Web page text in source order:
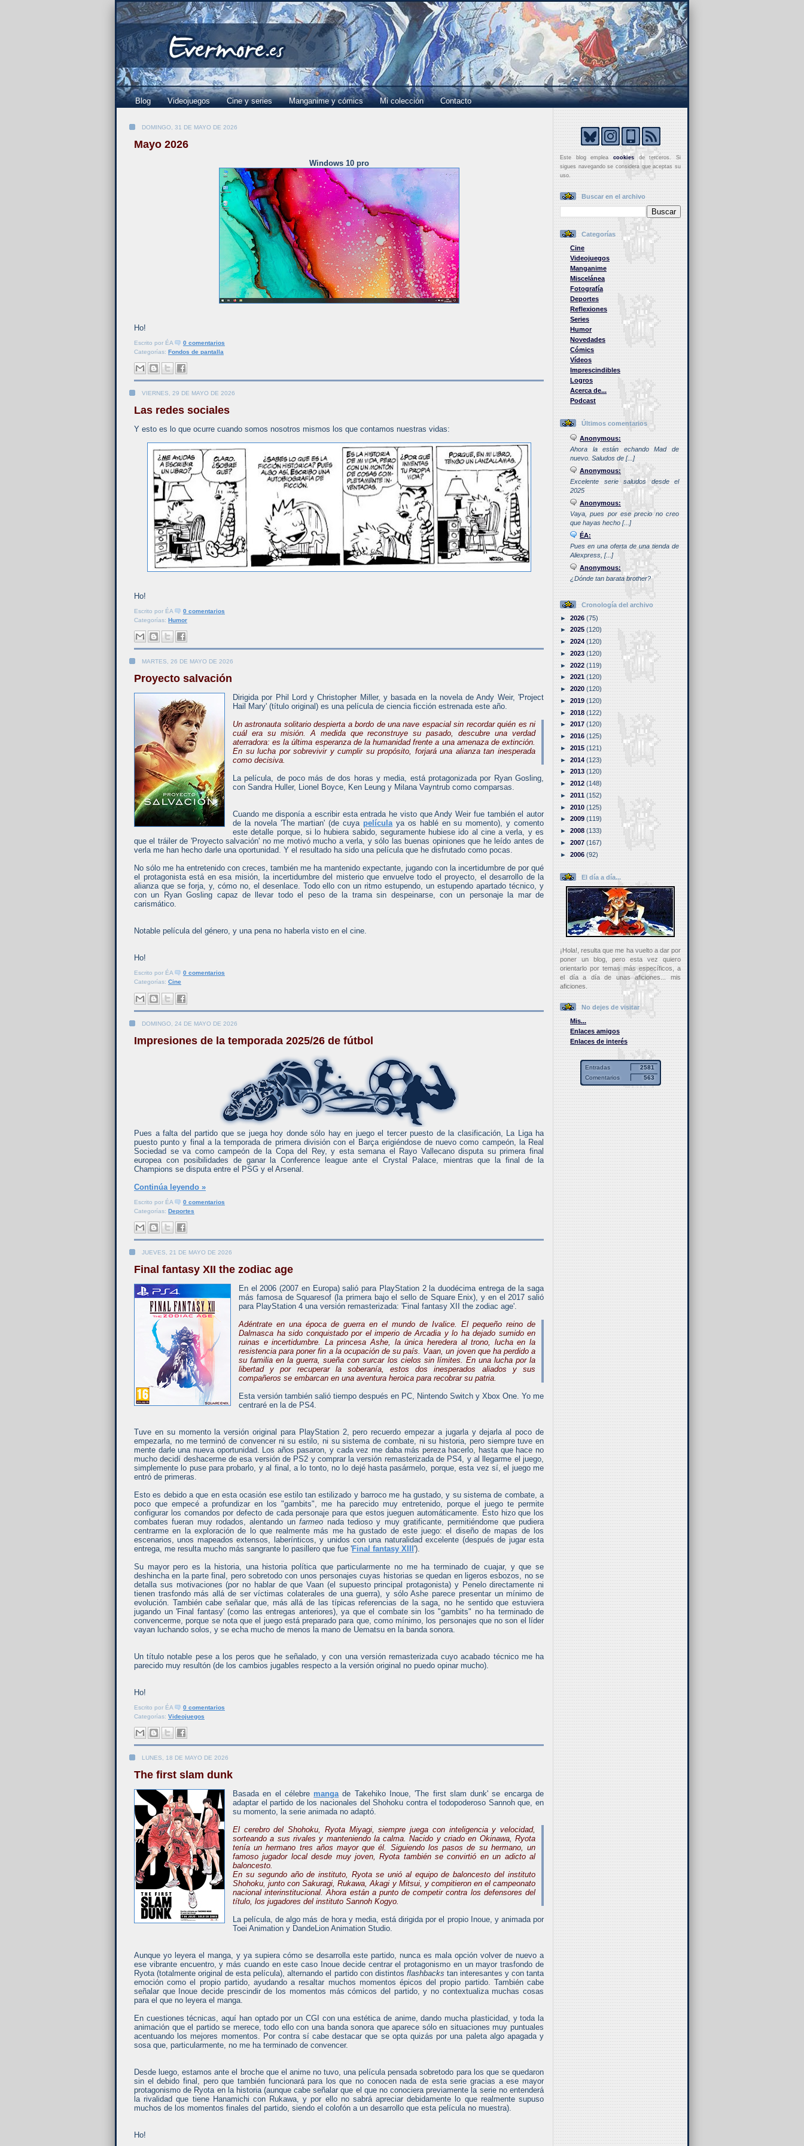
Blog Videojuegos Cine y series Manganime y cómics Mi colección Contacto
DOMINGO, 31 DE MAYO DE 2026
Mayo 2026
Windows 10 pro
Ho!
Escrito por ÉA
0 comentarios
Categorías: Fondos de pantalla
VIERNES, 29 DE MAYO DE 2026
Las redes sociales
Y esto es lo que ocurre cuando somos nosotros mismos los que contamos nuestras vidas:
Ho!
Escrito por ÉA
0 comentarios
Categorías: Humor
MARTES, 26 DE MAYO DE 2026
Proyecto salvación
Dirigida por Phil Lord y Christopher Miller, y basada en la novela de Andy Weir, 'Project
Hail Mary' (título original) es una película de ciencia ficción estrenada este año.
Un astronauta solitario despierta a bordo de una nave espacial sin recordar quién es ni
cuál era su misión. A medida que reconstruye su pasado, descubre una verdad
aterradora: es la última esperanza de la humanidad frente a una amenaza de extinción.
En su lucha por sobrevivir y cumplir su propósito, forjará una alianza tan inesperada
como decisiva.
La película, de poco más de dos horas y media, está protagonizada por Ryan Gosling,
con Sandra Huller, Lionel Boyce, Ken Leung y Milana Vayntrub como comparsas.
Cuando me disponía a escribir esta entrada he visto que Andy Weir fue también el autor
de la novela 'The martian' (de cuya películaya os hablé en su momento), y comento
este detalle porque, si lo hubiera sabido, seguramente hubiese ido al cine a verla, y es
que el tráiler de 'Proyecto salvación' no me motivó mucho a verla, y sólo las buenas opiniones que he leído antes de
verla me han hecho darle una oportunidad. Y el resultado ha sido una película que he disfrutado como pocas.
No sólo me ha entretenido con creces, también me ha mantenido expectante, jugando con la incertidumbre de por qué
el protagonista está en esa misión, la incertidumbre del misterio que envuelve todo el proyecto, el desarrollo de la
alianza que se forja, y, cómo no, el desenlace. Todo ello con un ritmo estupendo, un estupendo apartado técnico, y
con un Ryan Gosling capaz de llevar todo el peso de la trama sin despeinarse, con un personaje la mar de
carismático.
Notable película del género, y una pena no haberla visto en el cine.
Ho!
Escrito por ÉA
0 comentarios
Categorías: Cine
DOMINGO, 24 DE MAYO DE 2026
Impresiones de la temporada 2025/26 de fútbol
Pues a falta del partido que se juega hoy donde sólo hay en juego el tercer puesto de la clasificación, La Liga ha
puesto punto y final a la temporada de primera división con el Barça erigiéndose de nuevo como campeón, la Real
Sociedad se va como campeón de la Copa del Rey, y esta semana el Rayo Vallecano disputa su primera final
europea con posibilidades de ganar la Conference league ante el Crystal Palace, mientras que la final de la
Champions se disputa entre el PSG y el Arsenal.
Continúa leyendo »
Escrito por ÉA
0 comentarios
Categorías: Deportes
JUEVES, 21 DE MAYO DE 2026
Final fantasy XII the zodiac age
En el 2006 (2007 en Europa) salió para PlayStation 2 la duodécima entrega de la saga
más famosa de Squaresof (la primera bajo el sello de Square Enix), y en el 2017 salió
para PlayStation 4 una versión remasterizada: 'Final fantasy XII the zodiac age'.
Adéntrate en una época de guerra en el mundo de Ivalice. El pequeño reino de
Dalmasca ha sido conquistado por el imperio de Arcadia y lo ha dejado sumido en
ruinas e incertidumbre. La princesa Ashe, la única heredera al trono, lucha en la
resistencia para poner fin a la ocupación de su país. Vaan, un joven que ha perdido a
su familia en la guerra, sueña con surcar los cielos sin límites. En una lucha por la
libertad y por recuperar la soberanía, estos dos inesperados aliados y sus
compañeros se embarcan en una aventura heroica para recobrar su patria.
Esta versión también salió tiempo después en PC, Nintendo Switch y Xbox One. Yo me
centraré en la de PS4.
Tuve en su momento la versión original para PlayStation 2, pero recuerdo empezar a jugarla y dejarla al poco de
empezarla, no me terminó de convencer ni su estilo, ni su sistema de combate, ni su historia, pero siempre tuve en
mente darle una nueva oportunidad. Los años pasaron, y cada vez me daba más pereza hacerlo, hasta que hace no
mucho decidí deshacerme de esa versión de PS2 y comprar la versión remasterizada de PS4, y al llegarme el juego,
simplemente lo puse para probarlo, y al final, a lo tonto, no lo dejé hasta pasármelo, porque, esta vez sí, el juego me
entró de primeras.
Esto es debido a que en esta ocasión ese estilo tan estilizado y barroco me ha gustado, y su sistema de combate, a
poco que empecé a profundizar en los "gambits", me ha parecido muy entretenido, porque el juego te permite
configurar los comandos por defecto de cada personaje para que estos jueguen automáticamente. Esto hizo que los
combates fueran muy rodados, alentando unfarmeo nada tedioso y muy gratificante, permitiéndome que pudiera
centrarme en la exploración de lo que realmente más me ha gustado de este juego: el diseño de mapas de los
escenarios, unos mapeados extensos, laberínticos, y unidos con una naturalidad excelente (después de jugar esta
entrega, me resulta mucho más sangrante lo pasillero que fue 'Final fantasy XIII ').
Su mayor pero es la historia, una historia política que particularmente no me ha terminado de cuajar, y que se
deshincha en la parte final, pero sobretodo con unos personajes cuyas historias se quedan en ligeros esbozos, no se
detalla sus motivaciones (por no hablar de que Vaan (el supuesto principal protagonista) y Penelo directamente ni
tienen trasfondo más allá de ser víctimas colaterales de una guerra), y sólo Ashe parece presentar un mínimo de
evolución. También cabe señalar que, más allá de las típicas referencias de la saga, no he sentido que estuviera
jugando un 'Final fantasy' (como las entregas anteriores), ya que el combate sin los "gambits" no ha terminado de
convencerme, porque se nota que el juego está preparado para que, como mínimo, los personajes que no son el líder
vayan luchando solos, y se echa mucho de menos la mano de Uematsu en la banda sonora.
Un título notable pese a los peros que he señalado, y con una versión remasterizada cuyo acabado técnico me ha
parecido muy resultón (de los cambios jugables respecto a la versión original no puedo opinar mucho).
Ho!
Escrito por ÉA
0 comentarios
Categorías: Videojuegos
LUNES, 18 DE MAYO DE 2026
The first slam dunk
Basada en el célebre manga de Takehiko Inoue, 'The first slam dunk' se encarga de
adaptar el partido de los nacionales del Shohoku contra el todopoderoso Sannoh que, en
su momento, la serie animada no adaptó.
El cerebro del Shohoku, Ryota Miyagi, siempre juega con inteligencia y velocidad,
sorteando a sus rivales y manteniendo la calma. Nacido y criado en Okinawa, Ryota
tenía un hermano tres años mayor que él. Siguiendo los pasos de su hermano, un
famoso jugador local desde muy joven, Ryota también se convirtió en un adicto al
baloncesto.
En su segundo año de instituto, Ryota se unió al equipo de baloncesto del instituto
Shohoku, junto con Sakuragi, Rukawa, Akagi y Mitsui, y compitieron en el campeonato
nacional interinstitucional. Ahora están a punto de competir contra los defensores del
título, los jugadores del instituto Sannoh Kogyo.
La película, de algo más de hora y media, está dirigida por el propio Inoue, y animada por
Toei Animation y DandeLion Animation Studio.
Aunque yo leyera el manga, y ya supiera cómo se desarrolla este partido, nunca es mala opción volver de nuevo a
ese vibrante encuentro, y más cuando en este caso Inoue decide centrar el protagonismo en un mayor trasfondo de
Ryota (totalmente original de esta película), alternando el partido con distintos flashbacks tan interesantes y con tanta
emoción como el propio partido, ayudando a resaltar muchos momentos épicos del propio partido. También cabe
señalar que Inoue decide prescindir de los momentos más cómicos del partido, y no contextualiza muchas cosas
para el que no leyera el manga.
En cuestiones técnicas, aquí han optado por un CGI con una estética de anime, dando mucha plasticidad, y toda la
animación que el partido se merece, todo ello con una banda sonora que aparece sólo en situaciones muy puntuales
acentuando los mejores momentos. Por contra sí cabe destacar que se opta quizás por una paleta algo apagada y
sosa que, particularmente, no me ha terminado de convencer.
Desde luego, estamos ante el broche que el anime no tuvo, una película pensada sobretodo para los que se quedaron
sin el debido final, pero que también funcionará para los que no conocen nada de esta serie gracias a ese mayor
protagonismo de Ryota en la historia (aunque cabe señalar que el que no conociera previamente la serie no entenderá
la rivalidad que tiene Hanamichi con Rukawa, y por ello no sabrá apreciar debidamente lo que realmente supuso
muchos de los momentos finales del partido, siendo el colofón a un desarrollo que esta película no muestra).
Ho!
Este blog empleacookies de terceros. Si
sigues navegando se considera que aceptas su
uso.
Buscar en el archivo
Categorías
Cine
Videojuegos
Manganime
Miscelánea
Fotografía
Deportes
Reflexiones
Series
Humor
Novedades
Cómics
Vídeos
Imprescindibles
Logros
Acerca de...
Podcast
Últimos comentarios
Anonymous:
Ahora la están echando Mad de
nuevo. Saludos de [...]
Anonymous:
Excelente serie saludos desde el
2025
Anonymous:
Vaya, pues por ese precio no creo
que hayas hecho [...]
ÉA:
Pues en una oferta de una tienda de
Aliexpress, [...]
Anonymous:
¿Dónde tan barata brother?
Cronología del archivo
►2026(75)
►2025(120)
►2024(120)
►2023(120)
►2022(119)
►2021(120)
►2020(120)
►2019(120)
►2018(122)
►2017(120)
►2016(125)
►2015(121)
►2014(123)
►2013(120)
►2012(148)
►2011(152)
►2010(125)
►2009(119)
►2008(133)
►2007(167)
►2006(92)
El día a día...
¡Hola!, resulta que me ha vuelto a dar por
poner un blog, pero esta vez quiero
orientarlo por temas más específicos, a
el día a día de unas aficiones... mis
aficiones.
No dejes de visitar
Mis...
Enlaces amigos
Enlaces de interés
Entradas
2581
Comentarios
563